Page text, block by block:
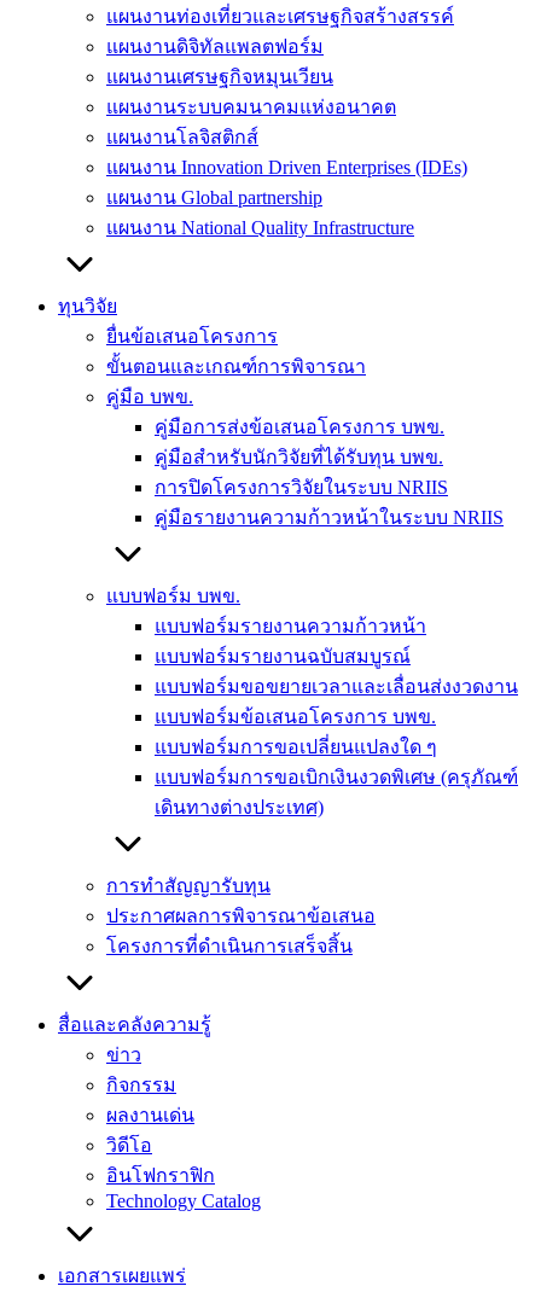
แผนงานท่องเที่ยวและเศรษฐกิจสร้างสรรค์
แผนงานดิจิทัลแพลตฟอร์ม
แผนงานเศรษฐกิจหมุนเวียน
แผนงานระบบคมนาคมแห่งอนาคต
แผนงานโลจิสติกส์
แผนงาน Innovation Driven Enterprises (IDEs)
แผนงาน Global partnership
แผนงาน National Quality Infrastructure
ทุนวิจัย
ยื่นข้อเสนอโครงการ
ขั้นตอนและเกณฑ์การพิจารณา
คู่มือ บพข.
คู่มือการส่งข้อเสนอโครงการ บพข.
คู่มือสำหรับนักวิจัยที่ได้รับทุน บพข.
การปิดโครงการวิจัยในระบบ NRIIS
คู่มือรายงานความก้าวหน้าในระบบ NRIIS
แบบฟอร์ม บพข.
แบบฟอร์มรายงานความก้าวหน้า
แบบฟอร์มรายงานฉบับสมบูรณ์
แบบฟอร์มขอขยายเวลาและเลื่อนส่งงวดงาน
แบบฟอร์มข้อเสนอโครงการ บพข.
แบบฟอร์มการขอเปลี่ยนแปลงใด ๆ
แบบฟอร์มการขอเบิกเงินงวดพิเศษ (ครุภัณฑ์
เดินทางต่างประเทศ)
การทำสัญญารับทุน
ประกาศผลการพิจารณาข้อเสนอ
โครงการที่ดำเนินการเสร็จสิ้น
สื่อและคลังความรู้
ข่าว
กิจกรรม
ผลงานเด่น
วิดีโอ
อินโฟกราฟิก
Technology Catalog
เอกสารเผยแพร่